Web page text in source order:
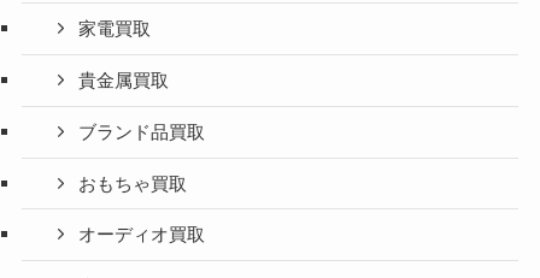
家電買取
貴金属買取
ブランド品買取
おもちゃ買取
オーディオ買取